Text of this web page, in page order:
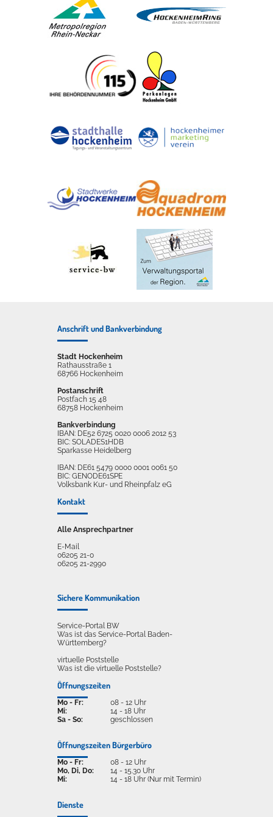
Anschrift und Bankverbindung
Stadt Hockenheim
Rathausstraße 1
68766 Hockenheim
Postanschrift
Postfach 15 48
68758 Hockenheim
Bankverbindung
IBAN: DE52 6725 0020 0006 2012 53
BIC: SOLADES1HDB
Sparkasse Heidelberg
IBAN: DE61 5479 0000 0001 0061 50
BIC: GENODE61SPE
Volksbank Kur- und Rheinpfalz eG
Kontakt
Alle Ansprechpartner
E-Mail
06205 21-0
06205 21-2990
Sichere Kommunikation
Service-Portal BW
Was ist das Service-Portal Baden-
Württemberg?
virtuelle Poststelle
Was ist die virtuelle Poststelle?
Öffnungszeiten
Mo - Fr:
Mi:
Sa - So:
08 - 12 Uhr
14 - 18 Uhr
geschlossen
Öffnungszeiten Bürgerbüro
Mo - Fr:
Mo, Di, Do:
Mi:
08 - 12 Uhr
14 - 15.30 Uhr
14 - 18 Uhr (Nur mit Termin)
Dienste